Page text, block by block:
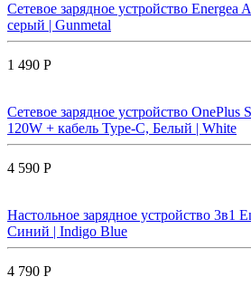
Сетевое зарядное устройство Energea
серый | Gunmetal
1 490 Р
Сетевое зарядное устройство OnePlus
120W + кабель Type-C, Белый | White
4 590 Р
Настольное зарядное устройство 3в1
Синий | Indigo Blue
4 790 Р